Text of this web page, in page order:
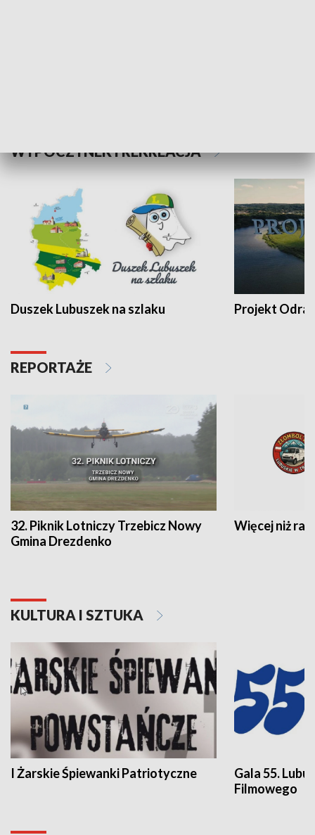
WYPOCZYNEK I REKREACJA
Duszek Lubuszek na szlaku Projekt Odra
REPORTAŻE
32. Piknik Lotniczy Trzebicz Nowy
Gmina Drezdenko
Więcej niż rajd
KULTURA I SZTUKA
I Żarskie Śpiewanki Patriotyczne
Gala 55.
Filmowego